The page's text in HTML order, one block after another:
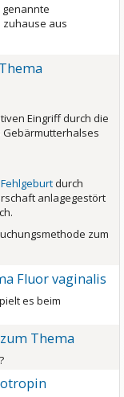
genannte
zuhause aus
Eingriff durch die
Gebärmutterhalses
Fehlgeburtdurch
anlagegestört
zum
Fluor vaginalis
es beim
Thema